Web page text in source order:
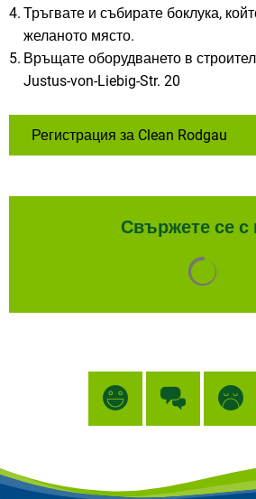
Тръгвате и събирате боклука,
желаното място.
Връщате оборудването в
Justus-von-Liebig-Str. 20
Регистрация за Clean Rodgau
Свържете се с